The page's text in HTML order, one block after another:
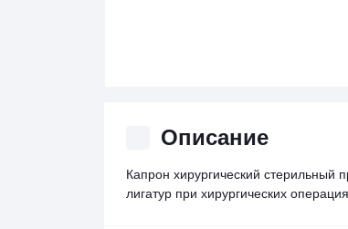
Описание
Капрон хирургический стерильный
лигатур при хирургических